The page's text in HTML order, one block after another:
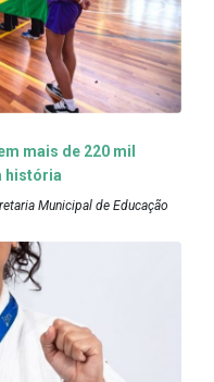
mais de 220 mil
história
Municipal de Educação